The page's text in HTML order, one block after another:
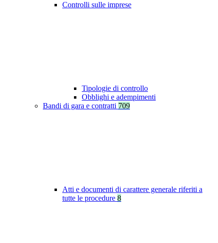
Controlli sulle imprese
Tipologie di controllo
Obblighi e adempimenti
Bandi di gara e contratti 709
Atti e documenti di carattere generale riferiti a
tutte le procedure 8